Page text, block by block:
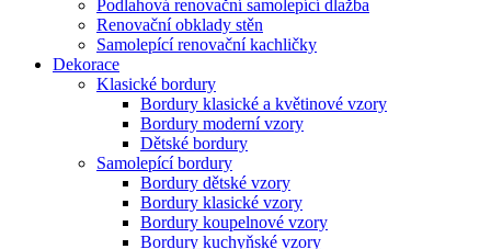
Podlahová renovační samolepící dlažba
Renovační obklady stěn
Samolepící renovační kachličky
Dekorace
Klasické bordury
Bordury klasické a květinové vzory
Bordury moderní vzory
Dětské bordury
Samolepící bordury
Bordury dětské vzory
Bordury klasické vzory
Bordury koupelnové vzory
Bordury kuchyňské vzory